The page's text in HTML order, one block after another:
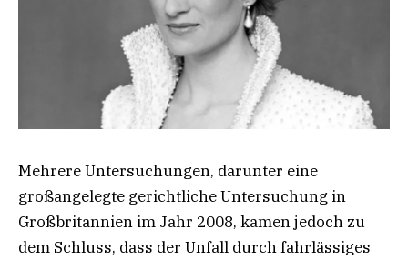
Mehrere Untersuchungen, darunter eine
großangelegte gerichtliche Untersuchung in
Großbritannien im Jahr 2008, kamen jedoch zu
dem Schluss, dass der Unfall durch fahrlässiges